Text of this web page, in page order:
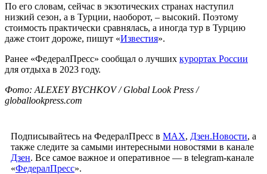
По его словам, сейчас в экзотических странах наступил
низкий сезон, а в Турции, наоборот, – высокий. Поэтому
стоимость практически сравнялась, а иногда тур в Турцию
даже стоит дороже, пишут «Известия».
Ранее «ФедералПресс» сообщал о лучших курортах России
для отдыха в 2023 году.
Фото: ALEXEY BYCHKOV / Global Look Press /
globallookpress.com
Подписывайтесь на ФедералПресс в МАХ, Дзен.Новости, а
также следите за самыми интересными новостями в канале
Дзен. Все самое важное и оперативное — в telegram-канале
«ФедералПресс».